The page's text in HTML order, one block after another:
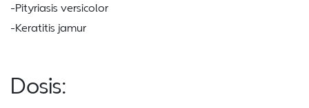
-Pityriasis versicolor
-Keratitis jamur
Dosis: